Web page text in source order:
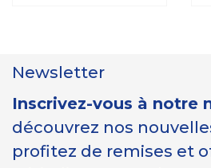
Newsletter
Inscrivez-vous à notre
découvrez nos
profitez de remises et